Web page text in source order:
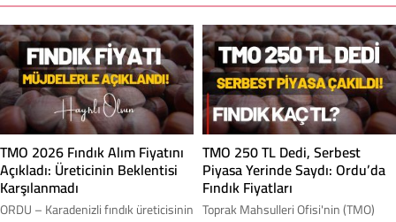
TMO 2026 Fındık Alım Fiyatını
Açıkladı: Üreticinin Beklentisi
Karşılanmadı
ORDU – Karadenizli fındık üreticisinin
TMO 250 TL Dedi, Serbest
Piyasa Yerinde Saydı: Ordu’da
Fındık Fiyatları
Toprak Mahsulleri Ofisi'nin (TMO)